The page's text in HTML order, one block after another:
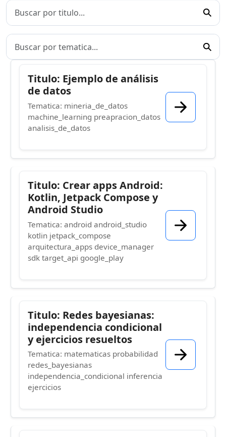
Titulo: Ejemplo de análisis
de datos
Tematica: mineria_de_datos
machine_learning preapracion_datos
analisis_de_datos
Titulo: Crear apps Android:
Kotlin, Jetpack Compose y
Android Studio
Tematica: android android_studio
kotlin jetpack_compose
arquitectura_apps device_manager
sdk target_api google_play
Titulo: Redes bayesianas:
independencia condicional
y ejercicios resueltos
Tematica: matematicas probabilidad
redes_bayesianas
independencia_condicional inferencia
ejercicios